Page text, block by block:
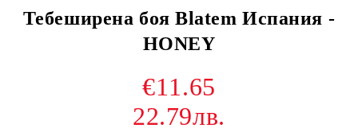
Тебеширена боя Blatem Испания -
HONEY
€11.65
22.79лв.